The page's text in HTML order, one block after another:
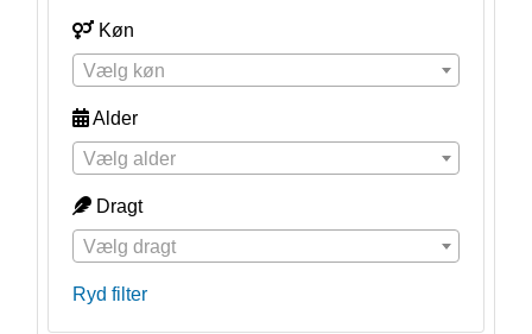
Køn
Vælg køn
Alder
Vælg alder
Dragt
Vælg dragt
Ryd filter